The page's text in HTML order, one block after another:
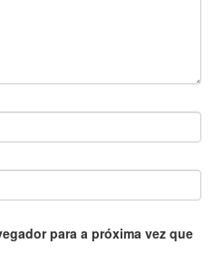
para a próxima vez que